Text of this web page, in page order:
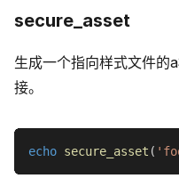
secure_asset
生成一个指向样式文件的
接。
echo secure_asset (